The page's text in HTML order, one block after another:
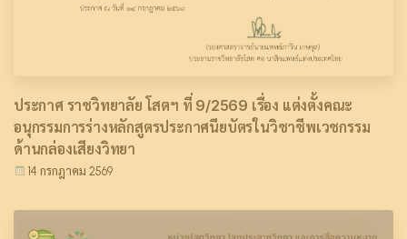
ประกาศ ราชวิทยาลัย โสตฯ ที่ 9/2569 เรื่อง แต่งตั้งคณะ
อนุกรรมการร่างหลักสูตรประกาศนียบัตรในวิชาชีพเวชกรรม
ด้านกล่องเสียงวิทยา
14 กรกฎาคม 2569